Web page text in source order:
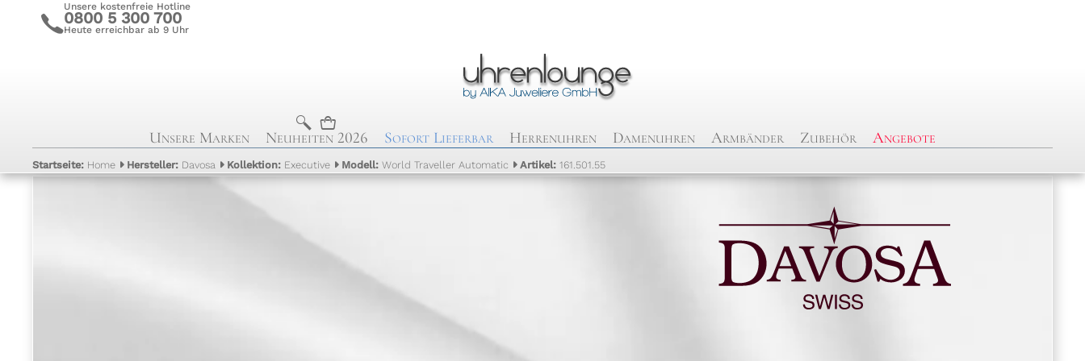
c
Unsere kostenfreie Hotline
0800 5 300 700
Heute erreichbar ab 9 Uhr
b n
Unsere Marken Neuheiten 2026 Sofort Lieferbar Herrenuhren Damenuhren Armbänder Zubehör Angebote
Startseite: Home Hersteller: Davosa Kollektion: Executive Modell:World Traveller Automatic Artikel:161.501.55